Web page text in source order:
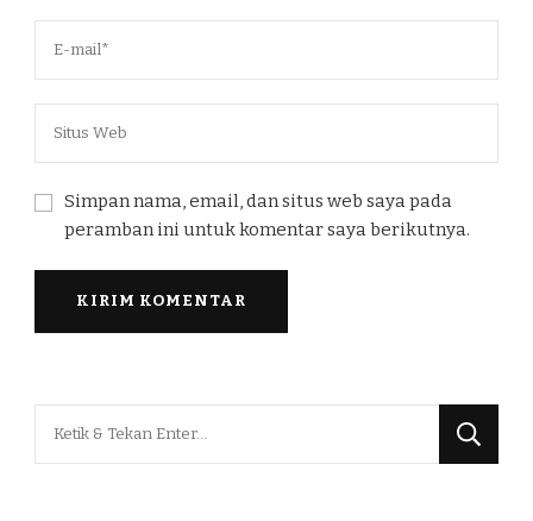
Simpan nama, email, dan situs web saya pada
peramban ini untuk komentar saya berikutnya.